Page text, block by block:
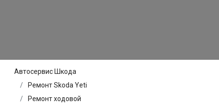
Автосервис Шкода
Ремонт Skoda Yeti
Ремонт ходовой